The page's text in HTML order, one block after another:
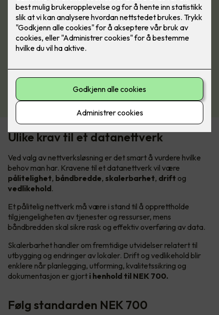
Se produkter fra Schneider
Ulike krav til et datanettverk
Ved valg av nettverksløsning er det smart å vurdere hvilke
behov man har. Kravene til et datanettverk vil være
pålitelighet, båndbredde, skalerbarhet, drift og
vedlikehold.
Et pålitelig nettverk må være i stand til å opprettholde
tilgjengeligheten av tjenester og ressurser, mens
båndbredden skal sikre rask og effektiv overføring av data.
Skalerbarhet handler om fremtidige utvidelser relatert til
utbygging og endringer av lokaler. Drift og vedlikehold blir
enklere når planlegging, utforming, kvalitetssikring og
dokumentasjon er gjort i henhold til NEK 700.
Følg standarden NEK 700